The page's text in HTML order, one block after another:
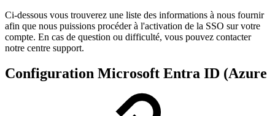
Ci-dessous vous trouverez une liste des informations à nous fournir
afin que nous puissions procéder à l'activation de la SSO sur votre
compte. En cas de question ou difficulté, vous pouvez contacter
notre centre support.
Configuration Microsoft Entra ID (Azure